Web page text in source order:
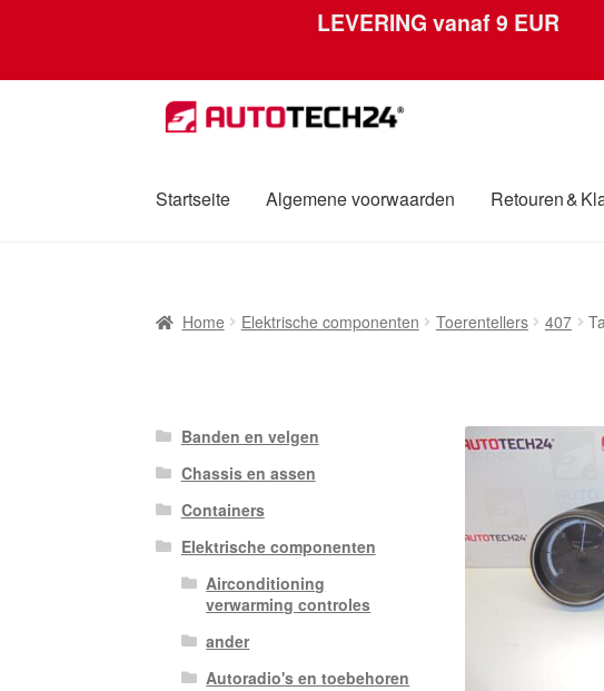
LEVERING vanaf 9 EUR
Ga
door
navigatie
Ga
naar
inhoud
Startseite Algemene voorwaarden Retouren &
Over ons PrivacybeleidWereldwijde verzending
Home Elektrische componenten Toerentellers 407
Banden en velgen
Chassis en assen
Containers
Elektrische componenten
Airconditioning
verwarming controles
ander
Autoradio's en toebehoren